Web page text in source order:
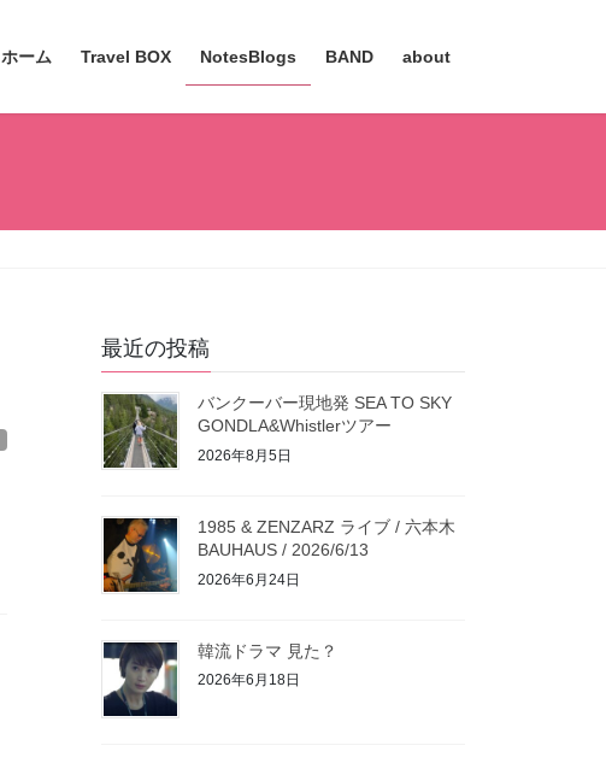
ホーム Travel BOX NotesBlogs BAND about
最近の投稿
バンクーバー現地発 SEA TO SKY
GONDLA&Whistlerツアー
2026年8月5日
1985 & ZENZARZ ライブ / 六本木
BAUHAUS / 2026/6/13
2026年6月24日
韓流ドラマ 見た？
2026年6月18日